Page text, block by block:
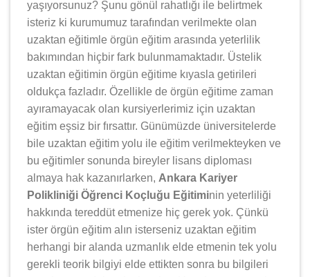
yaşıyorsunuz? Şunu gönül rahatlığı ile belirtmek
isteriz ki kurumumuz tarafından verilmekte olan
uzaktan eğitimle örgün eğitim arasında yeterlilik
bakımından hiçbir fark bulunmamaktadır. Üstelik
uzaktan eğitimin örgün eğitime kıyasla getirileri
oldukça fazladır. Özellikle de örgün eğitime zaman
ayıramayacak olan kursiyerlerimiz için uzaktan
eğitim eşsiz bir fırsattır. Günümüzde üniversitelerde
bile uzaktan eğitim yolu ile eğitim verilmekteyken ve
bu eğitimler sonunda bireyler lisans diploması
almaya hak kazanırlarken, Ankara Kariyer
Polikliniği Öğrenci Koçluğu Eğitiminin yeterliliği
hakkında tereddüt etmenize hiç gerek yok. Çünkü
ister örgün eğitim alın isterseniz uzaktan eğitim
herhangi bir alanda uzmanlık elde etmenin tek yolu
gerekli teorik bilgiyi elde ettikten sonra bu bilgileri